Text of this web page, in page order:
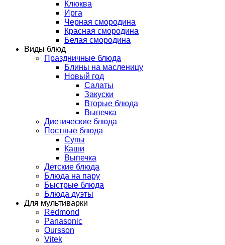
Клюква
Ирга
Черная смородина
Красная смородина
Белая смородина
Виды блюд
Праздничные блюда
Блины на масленицу
Новый год
Салаты
Закуски
Вторые блюда
Выпечка
Диетические блюда
Постные блюда
Супы
Каши
Выпечка
Детские блюда
Блюда на пару
Быстрые блюда
Блюда дуэты
Для мультиварки
Redmond
Panasonic
Oursson
Vitek